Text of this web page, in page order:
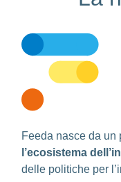
Feeda nasce da un
l’ecosistema
delle politiche per